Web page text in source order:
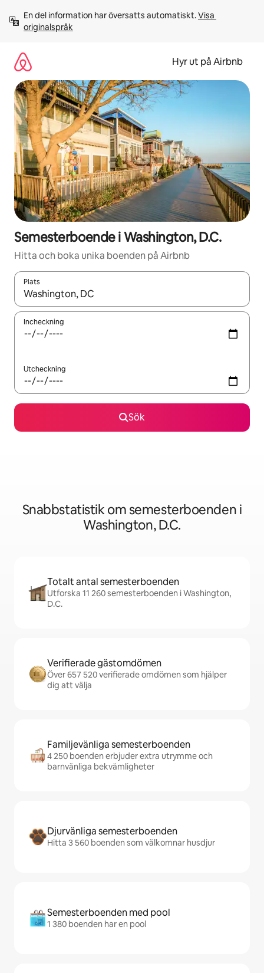
innehåll
En del information har översatts automatiskt. Visa
originalspråk
Hyr ut på Airbnb
Semesterboende i Washington, D.C.
Hitta och boka unika boenden på Airbnb
Plats
När resultaten är tillgängliga kan du navigera med upp- och
Incheckning
Utcheckning
Sök
Snabbstatistik om semesterboenden i
Washington, D.C.
Totalt antal semesterboenden
Utforska 11 260 semesterboenden i Washington,
D.C.
Verifierade gästomdömen
Över 657 520 verifierade omdömen som hjälper
dig att välja
Familjevänliga semesterboenden
4 250 boenden erbjuder extra utrymme och
barnvänliga bekvämligheter
Djurvänliga semesterboenden
Hitta 3 560 boenden som välkomnar husdjur
Semesterboenden med pool
1 380 boenden har en pool